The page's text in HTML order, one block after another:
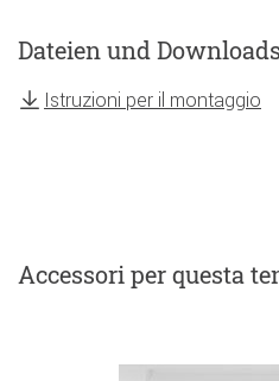
Dateien und
Istruzioni per il montaggio
Accessoriper questa